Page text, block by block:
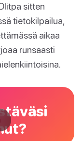
sitten
tietokilpailua,
aikaa
runsaasti